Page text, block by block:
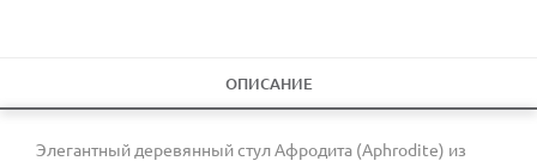
ОПИСАНИЕ
Элегантный деревянный стул Афродита (Aphrodite) из